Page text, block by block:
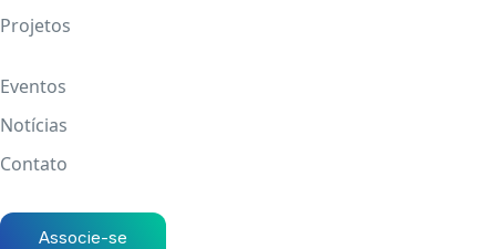
Projetos
Eventos
Notícias
Contato
Associe-se